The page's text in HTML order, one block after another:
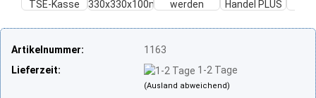
Artikelnummer:
1163
Lieferzeit:
1-2 Tage
(Ausland abweichend)